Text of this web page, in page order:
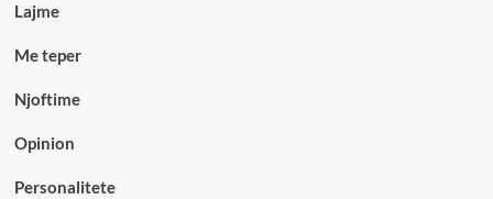
Lajme
Me teper
Njoftime
Opinion
Personalitete